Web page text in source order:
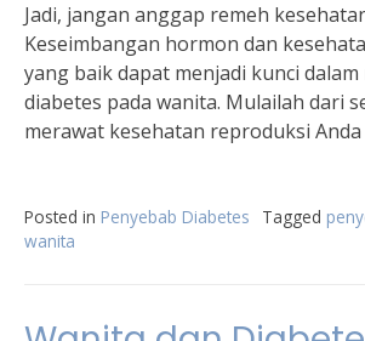
Jadi, jangan anggap remeh
Keseimbangan hormon dan
yang baik dapat menjadi kunci dalam
diabetes pada wanita. Mulailah dari
merawat kesehatan reproduksi
Posted in Penyebab Diabetes Tagged
wanita